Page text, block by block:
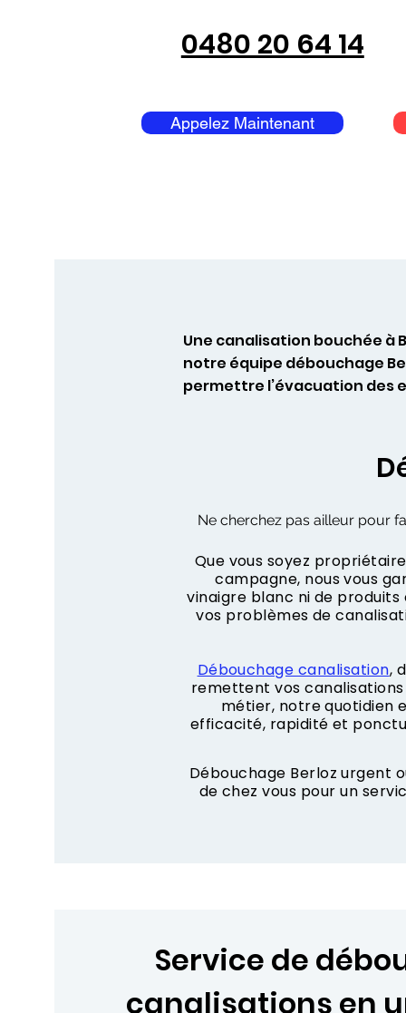
0480 20 64 14
Appelez Maintenant
Une canalisation bouchée à
notre équipe débouchage
permettre l’évacuation des
Ne cherchez pas ailleur pour
Que vous soyez
campagne, nous vous
vinaigre blanc ni de
vos problèmes de
Débouchage canalisation,
remettent vos
métier, notre quotidien
efficacité, rapidité et
Débouchage Berloz urgent
de chez vous pour un
Service de
canalisations en